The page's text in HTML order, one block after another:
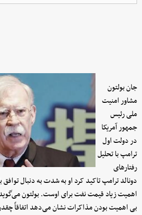
جان بولتون
مشاور امنیت
ملی رئیس
جمهور آمریکا
در دولت اول
ترامپ با تحلیل
رفتارهای
دونالد ترامپ تاکید کرد او به شدت به دنبال
اهمیت زیاد قیمت نفت برای اوست. بولتون می‌گوید
بی اهمیت بودن مذاکرات نشان می‌دهد اتفاقاً